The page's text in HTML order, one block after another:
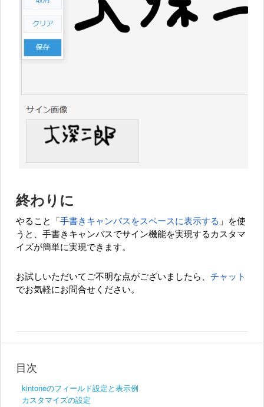
終わりに
やること「 手書きキャンバスをスペースに表示する 」を使
うと、手書きキャンバスでサイン機能を実現するカスタマ
イズが簡単に実現できます。
お試しいただいてご不明な点がございましたら、 チャット
でお気軽にお問合せください。
目次
kintoneのフィールド設定と表示例
カスタマイズの設定